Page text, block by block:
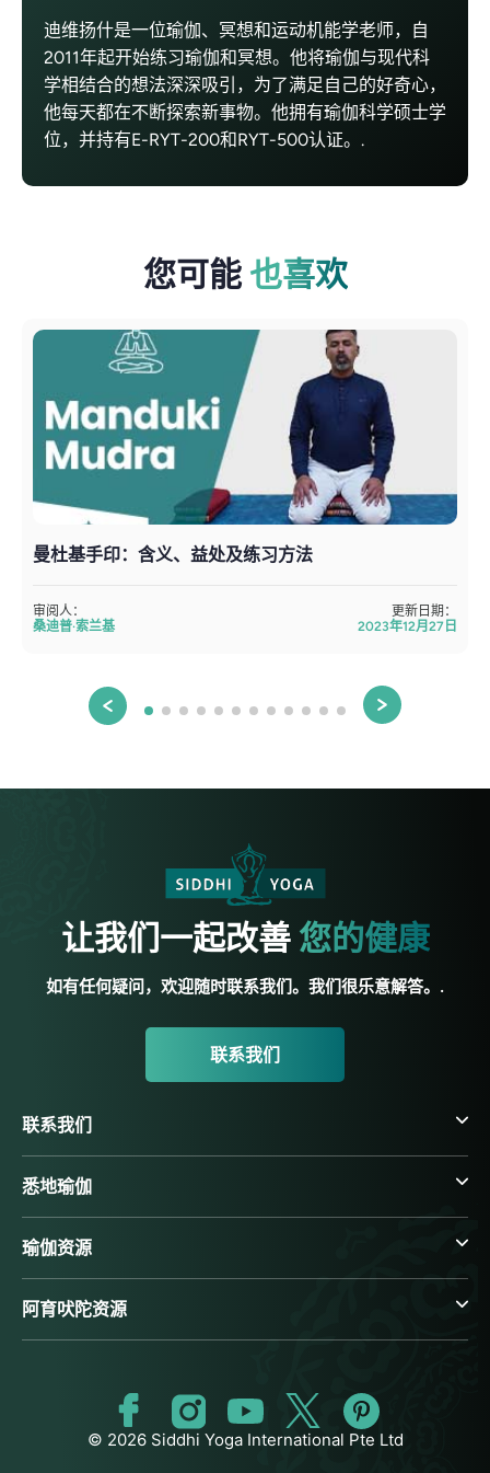
迪维扬什是一位瑜伽、冥想和运动机能学老师，自
2011年起开始练习瑜伽和冥想。他将瑜伽与现代科
学相结合的想法深深吸引，为了满足自己的好奇心，
他每天都在不断探索新事物。他拥有瑜伽科学硕士学
位，并持有E-RYT-200和RYT-500认证。.
您可能 也喜欢
曼杜基手印：含义、益处及练习方法
审阅人：
桑迪普·索兰基
更新日期：
2023年12月27日
让我们一起改善 您的健康
如有任何疑问，欢迎随时联系我们。我们很乐意解答。.
联系我们
联系我们
悉地瑜伽
瑜伽资源
阿育吠陀资源
© 2026 Siddhi Yoga International Pte Ltd